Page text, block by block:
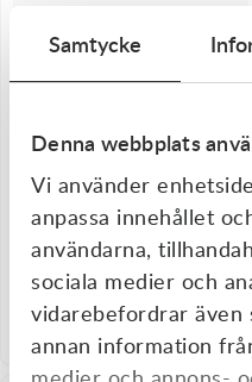
Samtycke
Denna webbplats
Vi använder
anpassa innehållet
användarna,
sociala medier och
vidarebefordrar även
annan information
Styren & Tillbehör
Vagnar
Variatordelar
Vinschar & Tillbehör
Vinterprodukter
Greentek
Greentek Garden SAE 30 1,5L
(Mineralojla + X1-R)
134,00kr
I lager